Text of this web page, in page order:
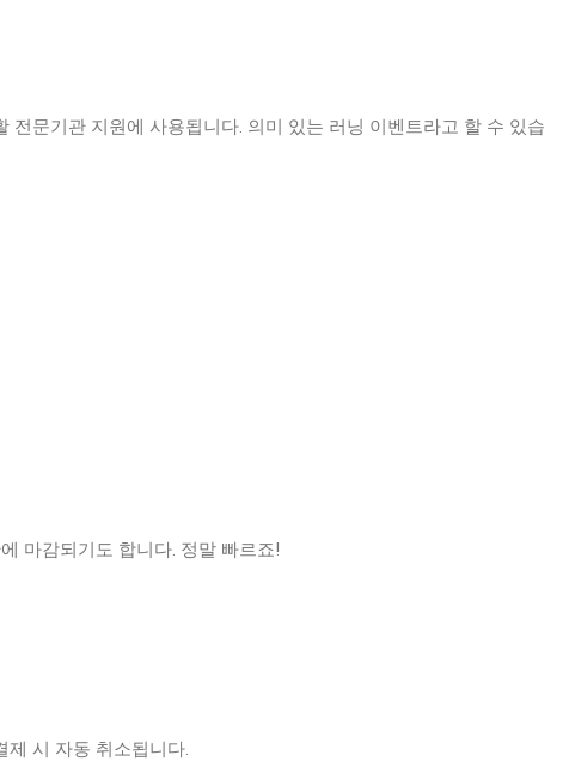
전문기관 지원에 사용됩니다. 의미 있는 러닝 이벤트라고 할 수 있습
마감되기도 합니다. 정말 빠르죠!
제 시 자동 취소됩니다.